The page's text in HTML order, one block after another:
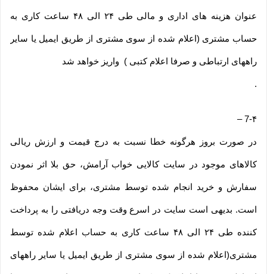
عنوان هزینه های اداری و مالی طی ۲۴ الی ۴۸ ساعت کاری به
حساب مشتری (اعلام شده از سوی مشتری از طریق ایمیل یا سایر
راههای ارتباطی و صرفا اعلام کتبی ) واریز خواهد شد
.
7-۴–
در صورت بروز هرگونه خطا نسبت به درج قیمت و ارزش ریالی
کالاهای موجود در سایت کالایی خواب آرامش، حق بلا اثر نمودن
سفارش و خرید انجام شده توسط مشتری، برای ایشان محفوظ
است. بدیهی است سایت در اسرع وقت وجه دریافتی را به پرداخت
کننده طی ۲۴ الی ۴۸ ساعت کاری به حساب اعلام شده توسط
مشتری(اعلام شده از سوی مشتری از طریق ایمیل یا سایر راههای